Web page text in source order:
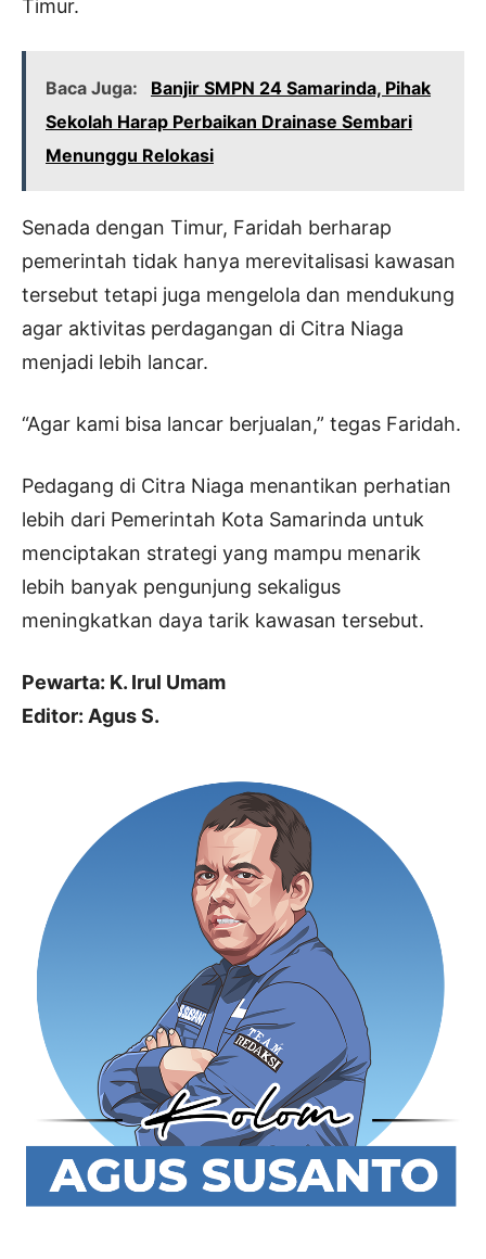
Timur.
Baca Juga:
Banjir SMPN 24 Samarinda, Pihak
Sekolah Harap Perbaikan Drainase Sembari
Menunggu Relokasi
Senada dengan Timur, Faridah berharap
pemerintah tidak hanya merevitalisasi kawasan
tersebut tetapi juga mengelola dan mendukung
agar aktivitas perdagangan di Citra Niaga
menjadi lebih lancar.
“Agar kami bisa lancar berjualan,” tegas Faridah.
Pedagang di Citra Niaga menantikan perhatian
lebih dari Pemerintah Kota Samarinda untuk
menciptakan strategi yang mampu menarik
lebih banyak pengunjung sekaligus
meningkatkan daya tarik kawasan tersebut.
Pewarta: K. Irul Umam
Editor: Agus S.